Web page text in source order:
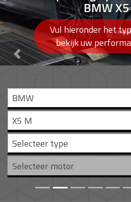
BMW
Vul hieronder het
bekijk uw
Previous
BMW
X5 M
Selecteer type
Selecteer motor